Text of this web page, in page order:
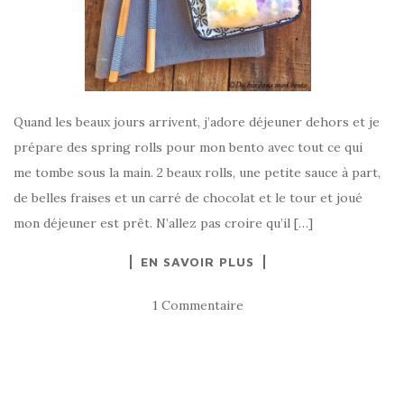
Quand les beaux jours arrivent, j’adore déjeuner dehors et je
prépare des spring rolls pour mon bento avec tout ce qui
me tombe sous la main. 2 beaux rolls, une petite sauce à part,
de belles fraises et un carré de chocolat et le tour et joué
mon déjeuner est prêt. N’allez pas croire qu’il […]
EN SAVOIR PLUS
1 Commentaire